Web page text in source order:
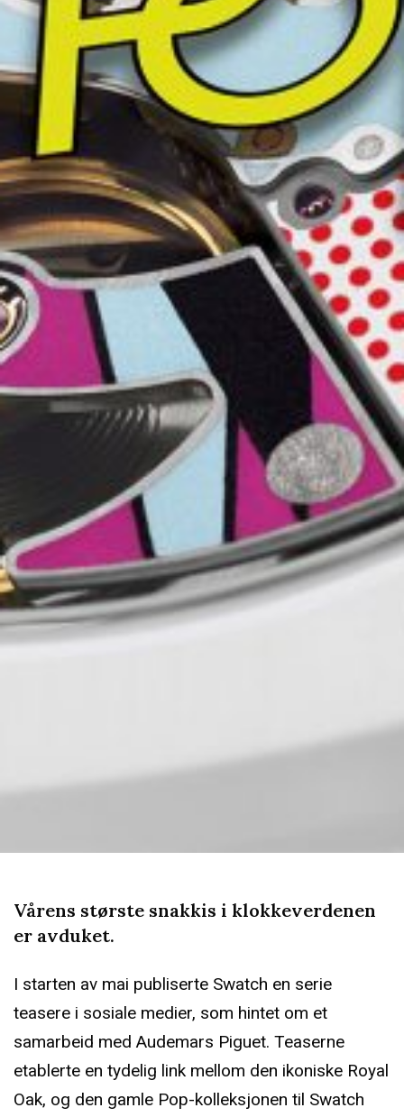
Vårens største snakkis i klokkeverdenen
er avduket.
I starten av mai publiserte Swatch en serie
teasere i sosiale medier, som hintet om et
samarbeid med Audemars Piguet. Teaserne
etablerte en tydelig link mellom den ikoniske Royal
Oak, og den gamle Pop-kolleksjonen til Swatch